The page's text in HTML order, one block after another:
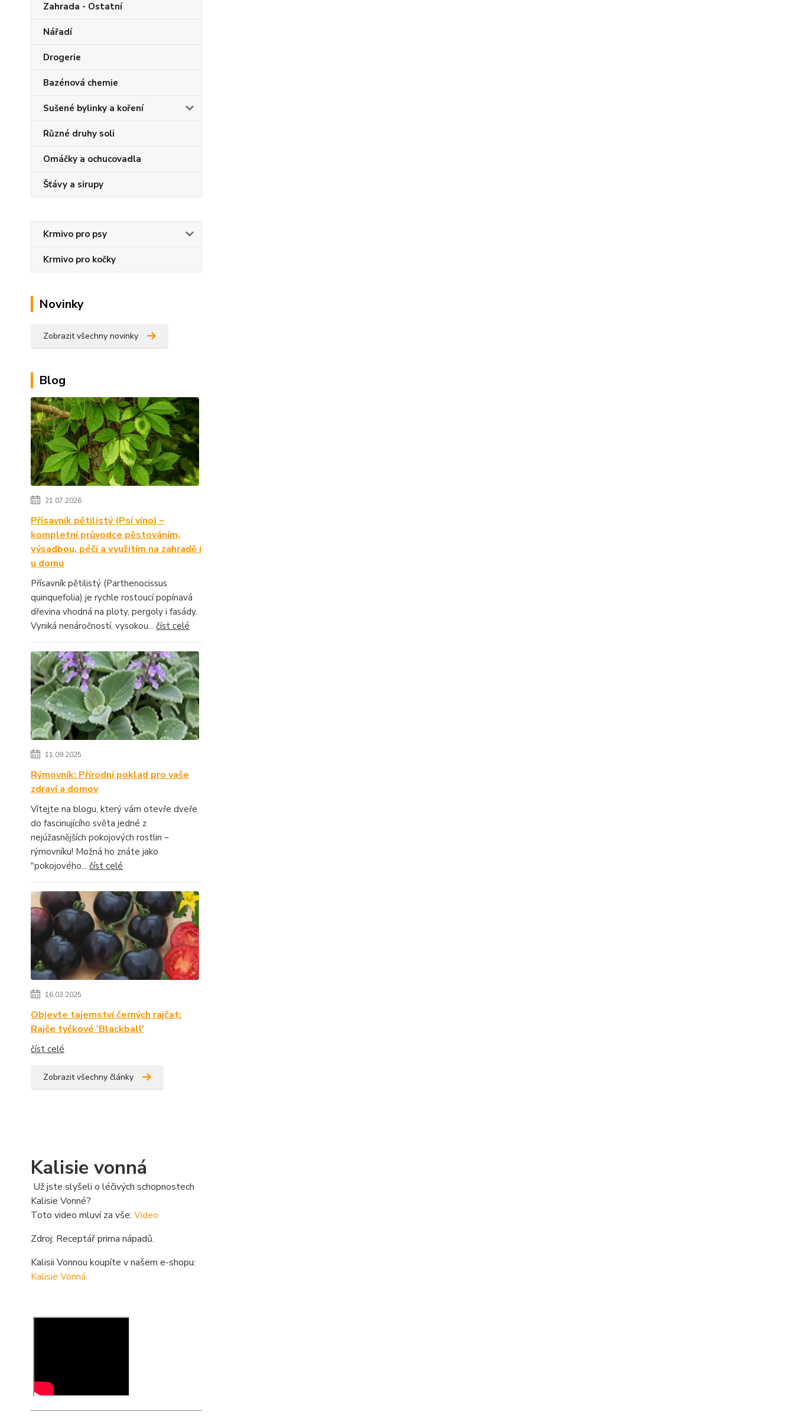
Zahrada - Ostatní
Nářadí
Drogerie
Bazénová chemie
Sušené bylinky a koření
Různé druhy soli
Omáčky a ochucovadla
Šťávy a sirupy
Krmivo pro psy
Krmivo pro kočky
Novinky
Zobrazit všechny novinky
Blog
21.07.2026
Přísavník pětilistý (Psí víno) –
kompletní průvodce pěstováním,
výsadbou, péčí a využitím na zahradě i
u domu
Přísavník pětilistý (Parthenocissus
quinquefolia) je rychle rostoucí popínavá
dřevina vhodná na ploty, pergoly i fasády.
Vyniká nenáročností, vysokou... číst celé
11.09.2025
Rýmovník: Přírodní poklad pro vaše
zdraví a domov
Vítejte na blogu, který vám otevře dveře
do fascinujícího světa jedné z
nejúžasnějších pokojových rostlin –
rýmovníku! Možná ho znáte jako
"pokojového... číst celé
16.03.2025
Objevte tajemství černých rajčat:
Rajče tyčkové 'Blackball'
číst celé
Zobrazit všechny články
Kalisie vonná
Už jste slyšeli o léčivých schopnostech
Kalisie Vonné?
Toto video mluví za vše: Video
Zdroj: Receptář prima nápadů.
Kalisii Vonnou koupíte v našem e-shopu:
Kalisie Vonná